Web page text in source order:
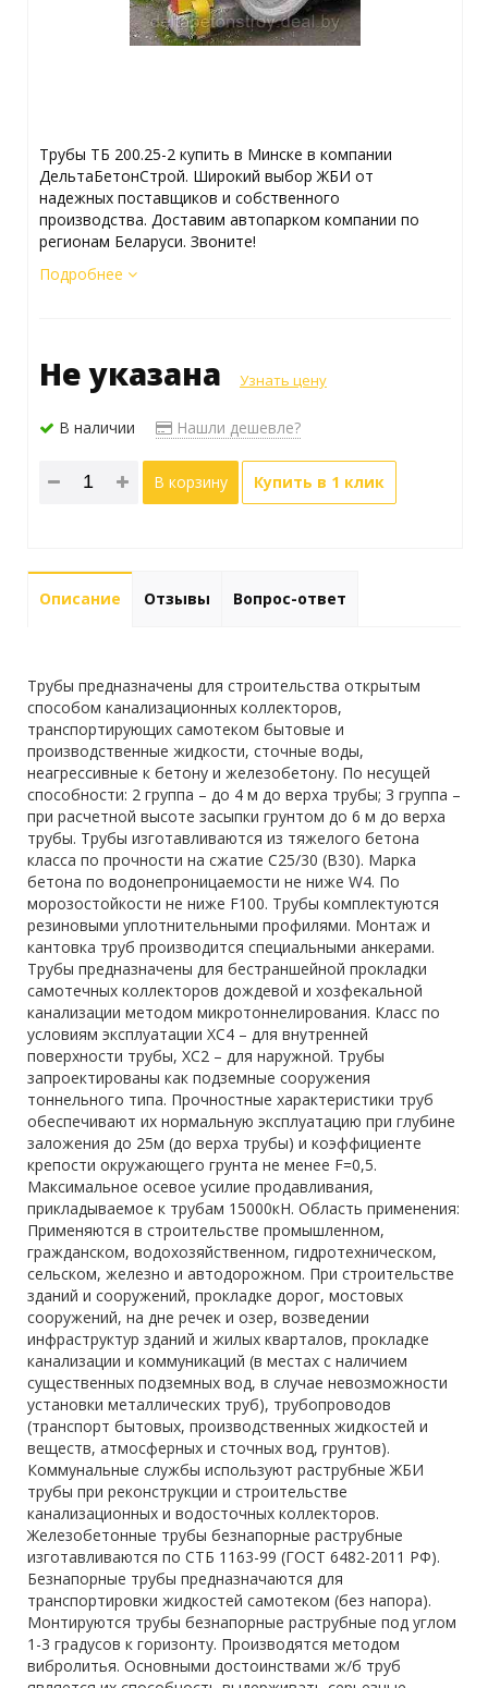
Трубы ТБ 200.25-2 купить в Минске в компании
ДельтаБетонСтрой. Широкий выбор ЖБИ от
надежных поставщиков и собственного
производства. Доставим автопарком компании по
регионам Беларуси. Звоните!
Подробнее
Не указана Узнать цену
В наличии Нашли дешевле?
В корзину Купить в 1 клик
Описание Отзывы Вопрос-ответ
Трубы предназначены для строительства открытым
способом канализационных коллекторов,
транспортирующих самотеком бытовые и
производственные жидкости, сточные воды,
неагрессивные к бетону и железобетону. По несущей
способности: 2 группа – до 4 м до верха трубы; 3 группа –
при расчетной высоте засыпки грунтом до 6 м до верха
трубы. Трубы изготавливаются из тяжелого бетона
класса по прочности на сжатие С25/30 (В30). Марка
бетона по водонепроницаемости не ниже W4. По
морозостойкости не ниже F100. Трубы комплектуются
резиновыми уплотнительными профилями. Монтаж и
кантовка труб производится специальными анкерами.
Трубы предназначены для бестраншейной прокладки
самотечных коллекторов дождевой и хозфекальной
канализации методом микротоннелирования. Класс по
условиям эксплуатации ХС4 – для внутренней
поверхности трубы, ХС2 – для наружной. Трубы
запроектированы как подземные сооружения
тоннельного типа. Прочностные характеристики труб
обеспечивают их нормальную эксплуатацию при глубине
заложения до 25м (до верха трубы) и коэффициенте
крепости окружающего грунта не менее F=0,5.
Максимальное осевое усилие продавливания,
прикладываемое к трубам 15000кН. Область применения:
Применяются в строительстве промышленном,
гражданском, водохозяйственном, гидротехническом,
сельском, железно и автодорожном. При строительстве
зданий и сооружений, прокладке дорог, мостовых
сооружений, на дне речек и озер, возведении
инфраструктур зданий и жилых кварталов, прокладке
канализации и коммуникаций (в местах с наличием
существенных подземных вод, в случае невозможности
установки металлических труб), трубопроводов
(транспорт бытовых, производственных жидкостей и
веществ, атмосферных и сточных вод, грунтов).
Коммунальные службы используют раструбные ЖБИ
трубы при реконструкции и строительстве
канализационных и водосточных коллекторов.
Железобетонные трубы безнапорные раструбные
изготавливаются по СТБ 1163-99 (ГОСТ 6482-2011 РФ).
Безнапорные трубы предназначаются для
транспортировки жидкостей самотеком (без напора).
Монтируются трубы безнапорные раструбные под углом
1-3 градусов к горизонту. Производятся методом
вибролитья. Основными достоинствами ж/б труб